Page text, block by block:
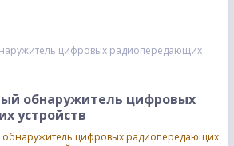
цифровых радиопередающих
обнаружитель цифровых
устройств